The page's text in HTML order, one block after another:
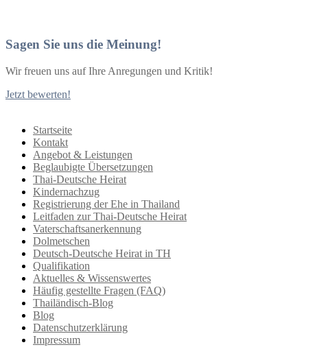
Sagen Sie uns die Meinung!
Wir freuen uns auf Ihre Anregungen und Kritik!
Jetzt bewerten!
Startseite
Kontakt
Angebot & Leistungen
Beglaubigte Übersetzungen
Thai-Deutsche Heirat
Kindernachzug
Registrierung der Ehe in Thailand
Leitfaden zur Thai-Deutsche Heirat
Vaterschaftsanerkennung
Dolmetschen
Deutsch-Deutsche Heirat in TH
Qualifikation
Aktuelles & Wissenswertes
Häufig gestellte Fragen (FAQ)
Thailändisch-Blog
Blog
Datenschutzerklärung
Impressum